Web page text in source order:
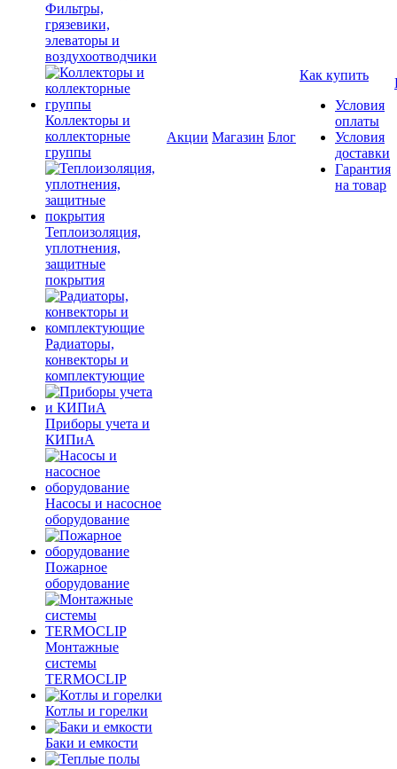
Фильтры,
грязевики,
элеваторы и
воздухоотводчики
Коллекторы и
коллекторные
группы
Теплоизоляция,
уплотнения,
защитные
покрытия
Радиаторы,
конвекторы и
комплектующие
Приборы учета и
КИПиА
Насосы и насосное
оборудование
Пожарное
оборудование
Монтажные
системы
TERMOCLIP
Котлы и горелки
Баки и емкости
Акции Магазин Блог
Как купить
Условия
оплаты
Условия
доставки
Гарантия
на товар